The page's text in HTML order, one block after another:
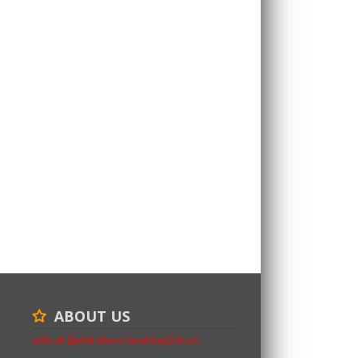
ABOUT US
உயிர்பலி இன்றி உரிமை வென்றெடுப்போம்